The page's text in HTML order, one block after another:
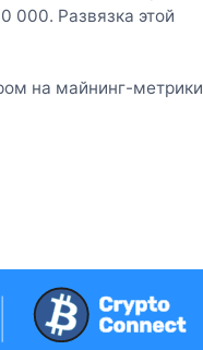
000. Развязка этой
на майнинг-метрики